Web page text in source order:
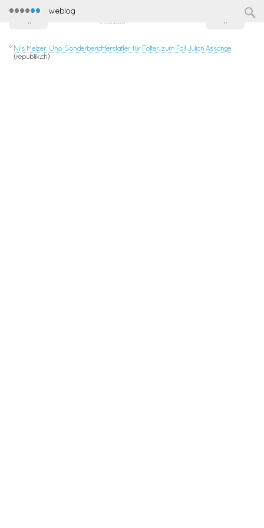
•••••• weblog
« »
° Nils Melzer, Uno-Sonderberichterstatter für Folter, zum Fall Julian Assange
(republik.ch)
03.02.2020